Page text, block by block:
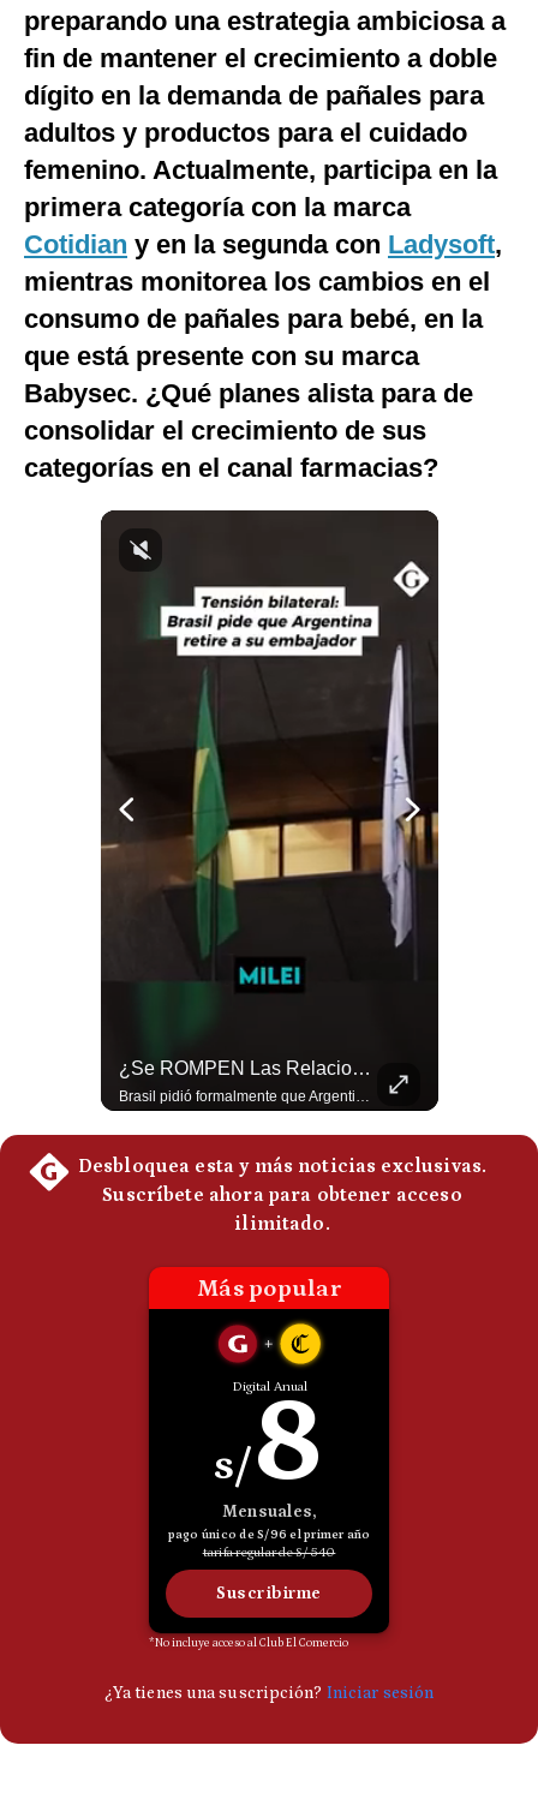
Tecnología
Club del Suscriptor
Mix
G de Gestión
Notas Contratadas
Podcast
Videos
Fotogalerías
gestion.pe
Frecuentes
preparando una estrategia ambiciosa a
fin de mantener el crecimiento a doble
dígito en la demanda de pañales para
adultos y productos para el cuidado
femenino. Actualmente, participa en la
primera categoría con la marca
Cotidian y en la segunda con Ladysoft,
mientras monitorea los cambios en el
consumo de pañales para bebé, en la
que está presente con su marca
Babysec. ¿Qué planes alista para de
consolidar el crecimiento de sus
categorías en el canal farmacias?
¿Se ROMPEN Las Relaciones Entre Brasil Y Argentina? | Gestión Mundo